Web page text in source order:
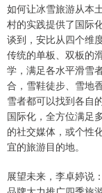
如何让冰雪旅游从本
村的实践提供了国际
谈到，安比从四个维
传统的单板、双板的
学，满足各水平滑雪
合，雪鞋徒步、雪地
雪者都可以找到各自
国际化，全方位满足
的社交媒体，或个性
宜的旅游目的地。
展望未来，李卓婷说